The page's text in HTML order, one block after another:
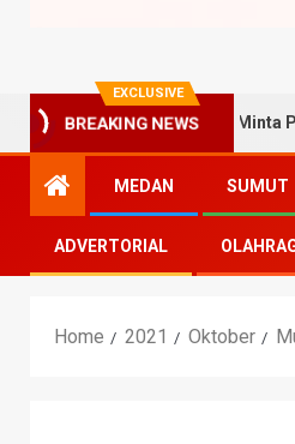
EXCLUSIVE
BREAKING NEWS
Johor Minta Perbaikan
MEDAN SUMUT
ADVERTORIAL
Home 2021 Oktober